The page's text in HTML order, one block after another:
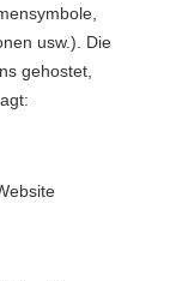
usw.). Die
gehostet,